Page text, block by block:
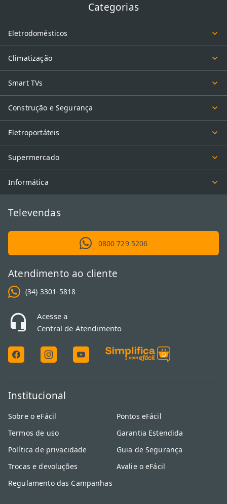
Categorias
Eletrodomésticos
Climatização
Smart TVs
Construção e Segurança
Eletroportáteis
Supermercado
Informática
Televendas
0800 729 5206
Atendimento ao cliente
(34) 3301-5818
Acesse a
Central de Atendimento
Institucional
Sobre o eFácil
Termos de uso
Política de privacidade
Trocas e devoluções
Regulamento das Campanhas
Pontos eFácil
Garantia Estendida
Guia de Segurança
Avalie o eFácil